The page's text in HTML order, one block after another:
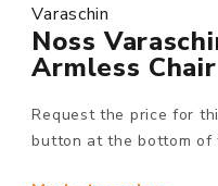
Varaschin
Noss
Armless Chair
Request the price for
button at the bottom of